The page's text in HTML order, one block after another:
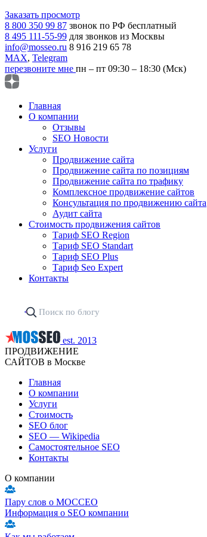
Заказать просмотр
8 800 350 99 87 звонок по РФ бесплатный
8 495 111-55-99 для звонков из Москвы
info@mosseo.ru 8 916 219 65 78
MAX, Telegram
перезвоните мне пн – пт 09:30 – 18:30 (Мск)
Главная
О компании
Отзывы
SEO Новости
Услуги
Продвижение сайта
Продвижение сайта по позициям
Продвижение сайта по трафику
Комплексное продвижение сайтов
Консультация по продвижению сайта
Аудит сайта
Стоимость продвижения сайтов
Тариф SEO Region
Тариф SEO Standart
Тариф SEO Plus
Тариф Seo Expert
Контакты
est. 2013
ПРОДВИЖЕНИЕ
САЙТОВ в Москве
Главная
О компании
Услуги
Стоимость
SEO блог
SEO — Wikipedia
Самостоятельное SEO
Контакты
О компании
Пару слов о МОССЕО
Информация о SEO компании